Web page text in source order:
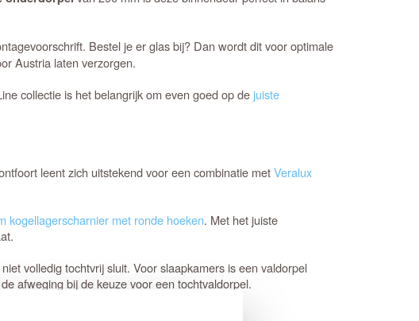
Bestel je er glas bij? Dan wordt dit voor optimale
Austria laten verzorgen.
collectie is het belangrijk om even goed op de juiste
leent zich uitstekend voor een combinatie metVeralux
kogellagerscharnier met ronde hoeken. Met het juiste
volledig tochtvrij sluit. Voor slaapkamers is een valdorpel
afweging bij de keuze voor een tochtvaldorpel.